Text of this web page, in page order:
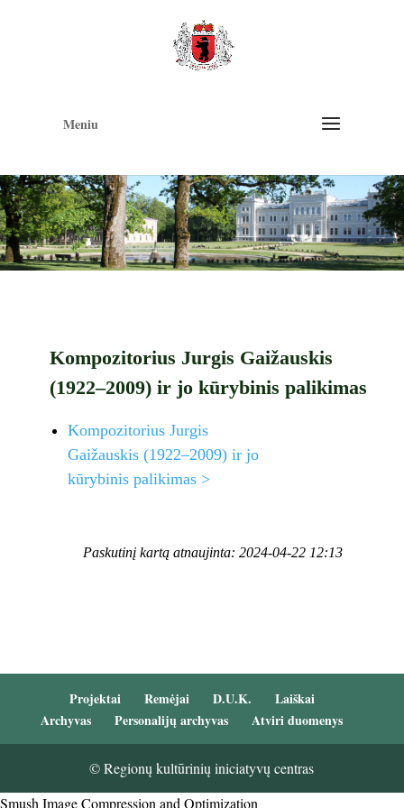
Meniu
Kompozitorius Jurgis Gaižauskis
(1922–2009) ir jo kūrybinis palikimas
Kompozitorius Jurgis
Gaižauskis (1922–2009) ir jo
kūrybinis palikimas >
Paskutinį kartą atnaujinta: 2024-04-22 12:13
Projektai Remėjai D.U.K.
Laiškai
Archyvas
Personalijų archyvas Atviri duomenys
© Regionų kultūrinių iniciatyvų centras
Smush Image Compression and Optimization